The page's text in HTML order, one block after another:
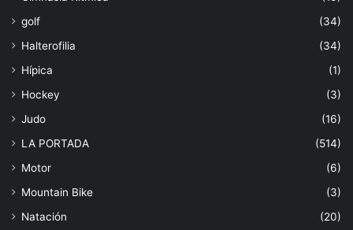
golf
(34)
Halterofilia
(34)
Hípica
(1)
Hockey
(3)
Judo
(16)
LA PORTADA
(514)
Motor
(6)
Mountain Bike
(3)
Natación
(20)